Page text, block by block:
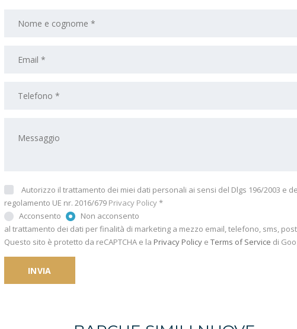
Autorizzo il trattamento dei miei dati personali ai sensi del Dlgs 196/2003 e
regolamento UE nr. 2016/679 Privacy Policy*
Acconsento
Non acconsento
al trattamento dei dati per finalità di marketing a mezzo email, telefono, sms,
Questo sito è protetto da reCAPTCHA e la Privacy Policy e Terms of Service di